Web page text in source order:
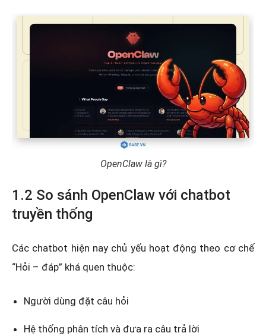
OpenClaw là gì?
1.2 So sánh OpenClaw với chatbot
truyền thống
Các chatbot hiện nay chủ yếu hoạt động theo cơ chế
“Hỏi – đáp” khá quen thuộc:
Người dùng đặt câu hỏi
Hệ thống phân tích và đưa ra câu trả lời